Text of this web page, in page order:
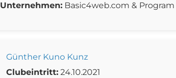
Unternehmen: Basic4web.com &
Günther Kuno Kunz
Clubeintritt: 24.10.2021